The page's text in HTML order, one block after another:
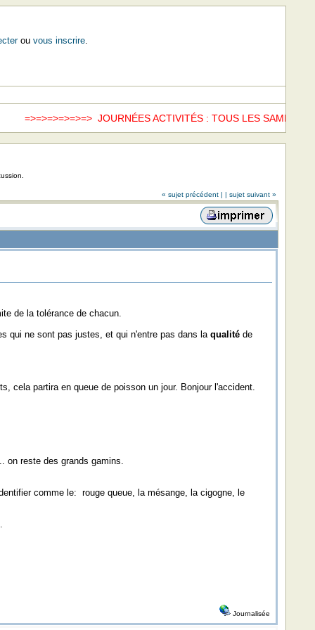
ou vous inscrire.
JOURNÉES ACTIVITÉS : TOUS LES SAMEDIS =>=>
« sujet précédent | | sujet suivant »
de la tolérance de chacun.
qui ne sont pas justes, et qui n'entre pas dans la qualitéde
cela partira en queue de poisson un jour. Bonjour l'accident.
on reste des grands gamins.
comme le: rouge queue, la mésange, la cigogne, le
Journalisée